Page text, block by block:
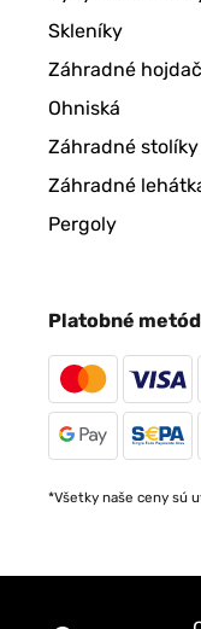
Skleníky
Záhradné
Ohniská
Záhradné stolíky
Záhradné
Pergoly
Platobné
*Všetky naše ceny sú